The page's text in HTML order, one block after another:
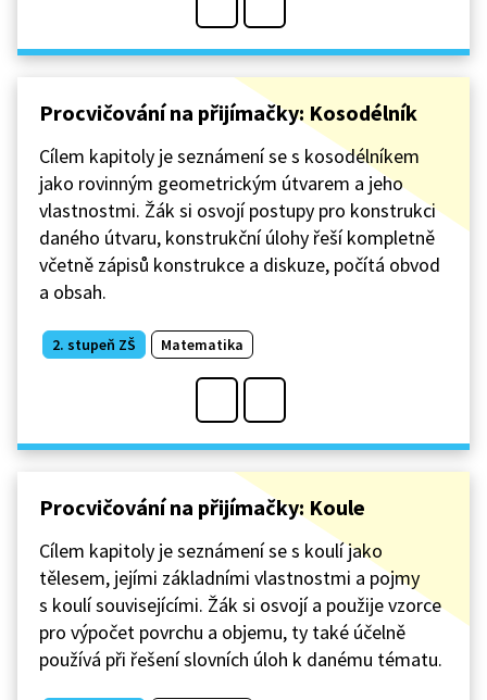
Procvičování na přijímačky: Kosodélník
Cílem kapitoly je seznámení se s kosodélníkem
jako rovinným geometrickým útvarem a jeho
vlastnostmi. Žák si osvojí postupy pro konstrukci
daného útvaru, konstrukční úlohy řeší kompletně
včetně zápisů konstrukce a diskuze, počítá obvod
a obsah.
2. stupeň ZŠ Matematika
Procvičování na přijímačky: Koule
Cílem kapitoly je seznámení se s koulí jako
tělesem, jejími základními vlastnostmi a pojmy
s koulí souvisejícími. Žák si osvojí a použije vzorce
pro výpočet povrchu a objemu, ty také účelně
používá při řešení slovních úloh k danému tématu.